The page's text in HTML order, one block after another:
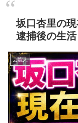
坂口杏里の現
逮捕後の生
芸能人